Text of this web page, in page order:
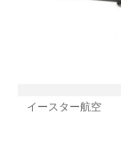
イースター航空